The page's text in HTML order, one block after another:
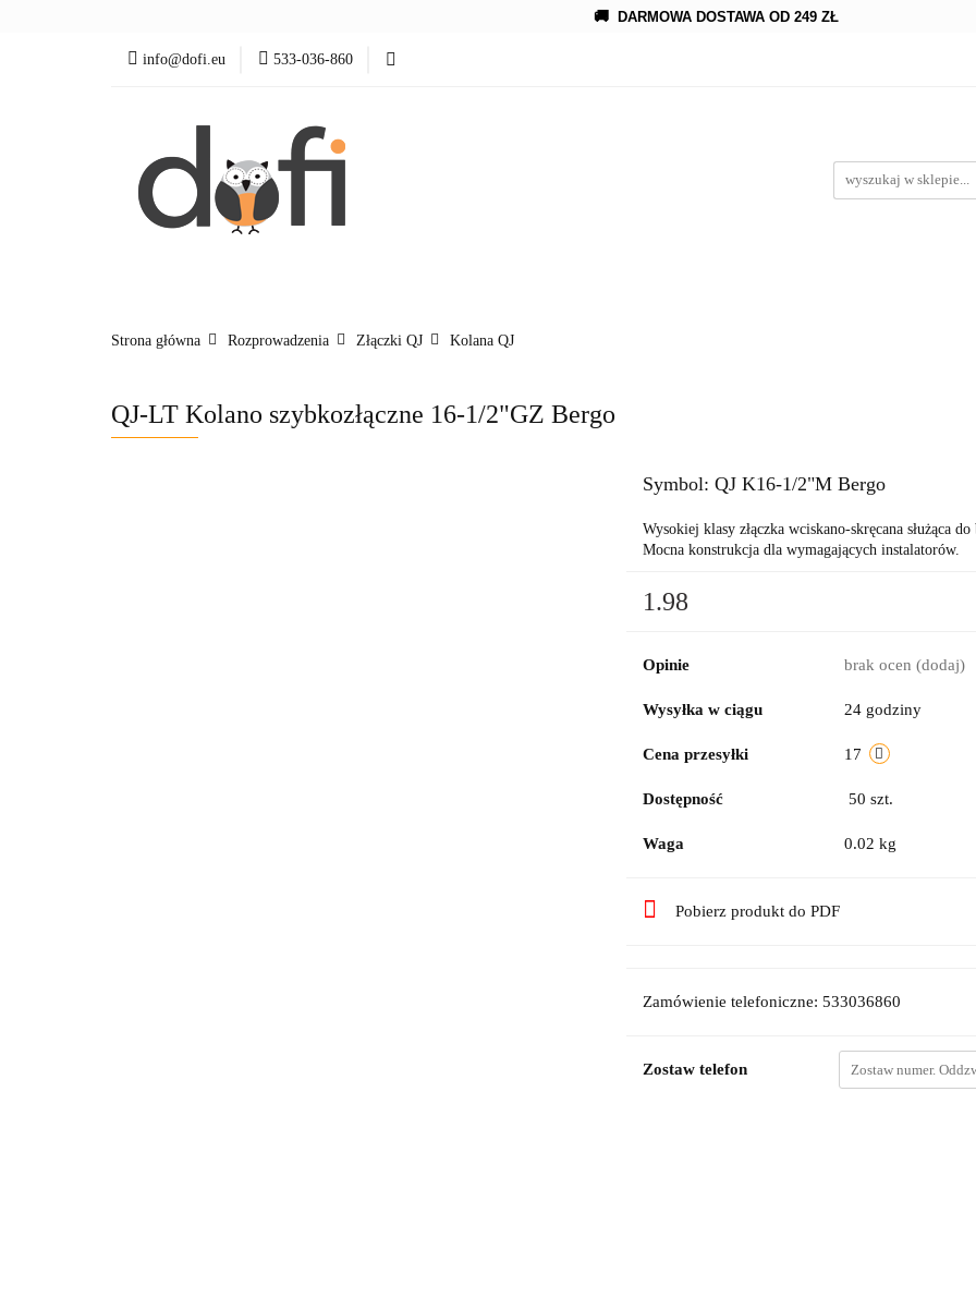
🚚 DARMOWA DOSTAWA OD 249 ZŁ
info@dofi.eu 533-036-860
Strona główna Rozprowadzenia Złączki QJ Kolana QJ
QJ-LT Kolano szybkozłączne 16-1/2"GZ Bergo
Symbol: QJ K16-1/2"M Bergo
Wysokiej klasy złączka wciskano-skręcana służąca
Mocna konstrukcja dla wymagających instalatorów.
1.98
Opinie brak ocen (dodaj)
Wysyłka w ciągu 24 godziny
Cena przesyłki 17
Dostępność 50 szt.
Waga 0.02 kg
Pobierz produkt do PDF
Zamówienie telefoniczne: 533036860
Zostaw telefon